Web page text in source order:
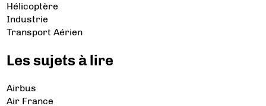
Hélicoptère
Industrie
Transport Aérien
Les sujets à lire
Airbus
Air France